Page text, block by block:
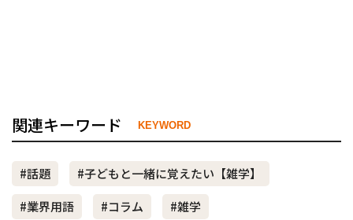
関連キーワード KEYWORD
#話題
#子どもと一緒に覚えたい【雑学】
#業界用語
#コラム #雑学